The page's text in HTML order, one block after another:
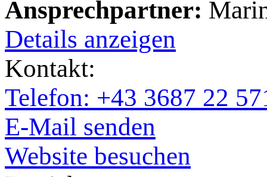
Ansprechpartner:
Details anzeigen
Kontakt:
Telefon: +43 3687 22
E-Mail senden
Website besuchen